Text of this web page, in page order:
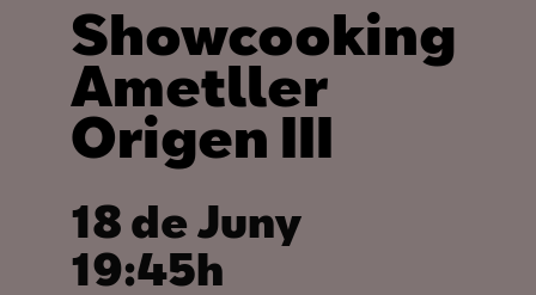
Showcooking
Ametller
Origen III
18 de Juny
19:45h